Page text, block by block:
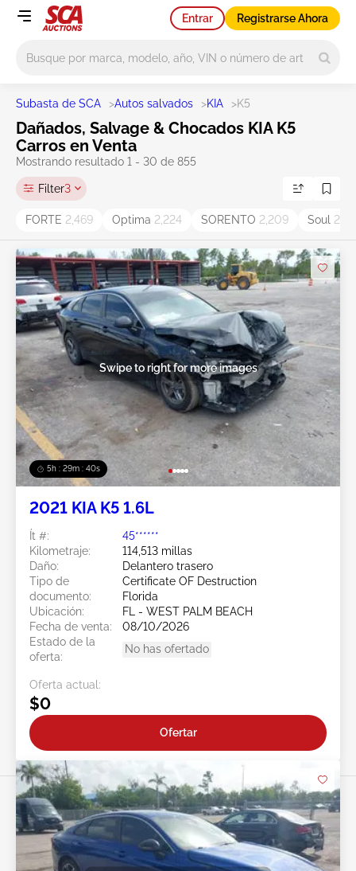
Entrar Registrarse Ahora
Subasta de SCA >Autos salvados >KIA >K5
Dañados, Salvage & Chocados KIA K5
Carros en Venta
Mostrando resultado 1 - 30 de 855
Filter3
FORTE 2,469 Optima 2,224 SORENTO 2,209 Soul
5h : 29m : 37s
Swipe to right for more images
2021 KIA K5 1.6L
Ít #:
45******
Kilometraje:
114,513 millas
Daño:
Delantero trasero
Tipo de
documento:
Certificate OF Destruction
Florida
Ubicación:
FL - WEST PALM BEACH
Fecha de venta:
08/10/2026
Estado de la
oferta:
No has ofertado
Oferta actual:
$0
Ofertar